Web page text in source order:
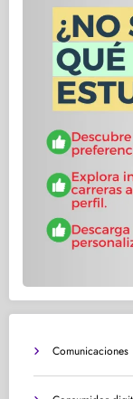
Comunicaciones